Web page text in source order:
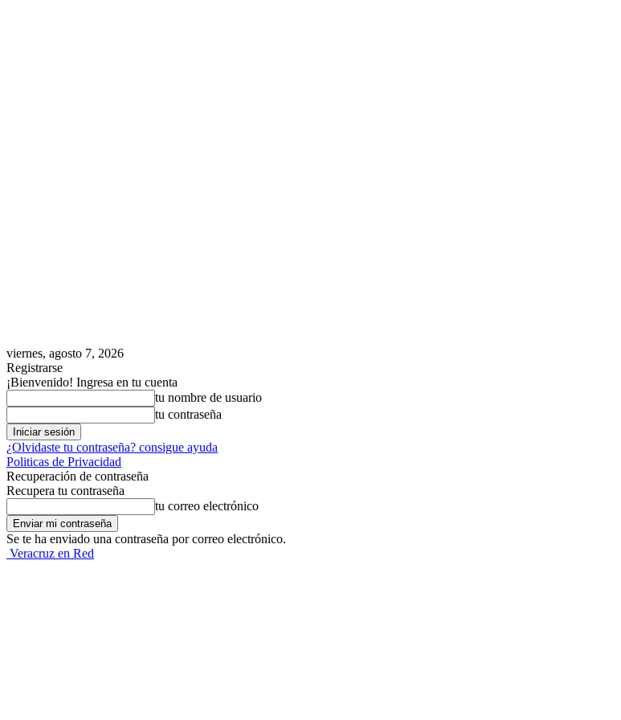
viernes, agosto 7, 2026
Registrarse
¡Bienvenido! Ingresa en tu cuenta
tu nombre de usuario
tu contraseña
¿Olvidaste tu contraseña? consigue ayuda
Politicas de Privacidad
Recuperación de contraseña
Recupera tu contraseña
tu correo electrónico
Se te ha enviado una contraseña por correo electrónico.
Veracruz en Red